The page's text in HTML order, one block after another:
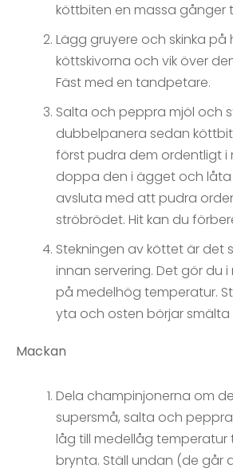
köttbiten en massa gånger t
Lägg gruyere och skinka på
köttskivorna och vik över
Fäst med en tandpetare.
Salta och peppra mjöl och
dubbelpanera sedan
först pudra dem ordentligt i
doppa den i ägget och
avsluta med att pudra
ströbrödet. Hit kan du
Stekningen av köttet är det
innan servering. Det gör du
på medelhög temperatur.
yta och osten börjar smälta
Mackan
Dela champinjonerna om
supersmå, salta och
låg till medellåg temperatur
brynta. Ställ undan (de går